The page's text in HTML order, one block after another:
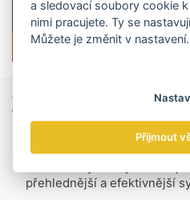
Více informací o
Zprávy ze světa obchodu
přehlednější a efektivnější
a sledovací soubory cookie
nimi pracujete. Ty se
Můžete je změnit v nastavení.
Přijmout